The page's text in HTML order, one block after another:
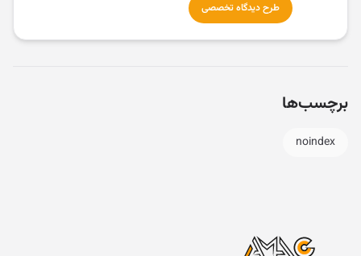
طرح دیدگاه تخصصی
برچسب‌ها
noindex